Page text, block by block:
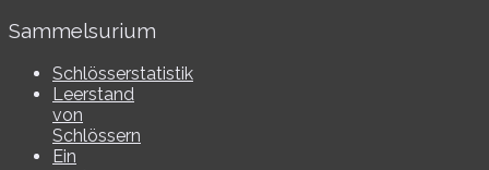
Sammelsurium
Schlösserstatistik
Leerstand
von
Schlössern
Ein